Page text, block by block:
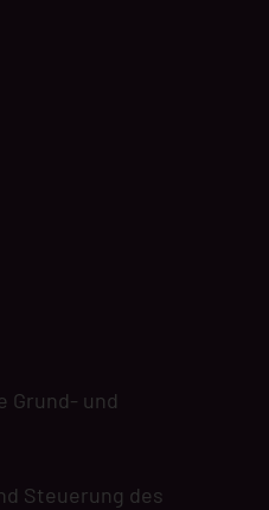
Grund- und
Steuerung des